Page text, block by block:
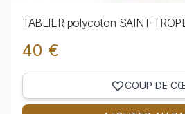
TABLIER polycoton SAINT-
40 €
COUP DE